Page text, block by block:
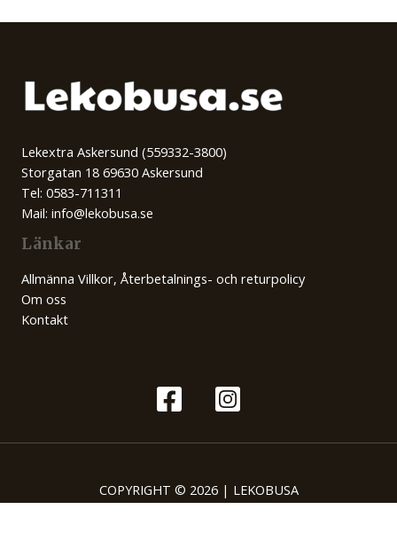
Lekextra Askersund (559332-3800)
Storgatan 18 69630 Askersund
Tel: 0583-711311
Mail: info@lekobusa.se
Länkar
Allmänna Villkor, Återbetalnings- och returpolicy
Om oss
Kontakt
COPYRIGHT © 2026 | LEKOBUSA